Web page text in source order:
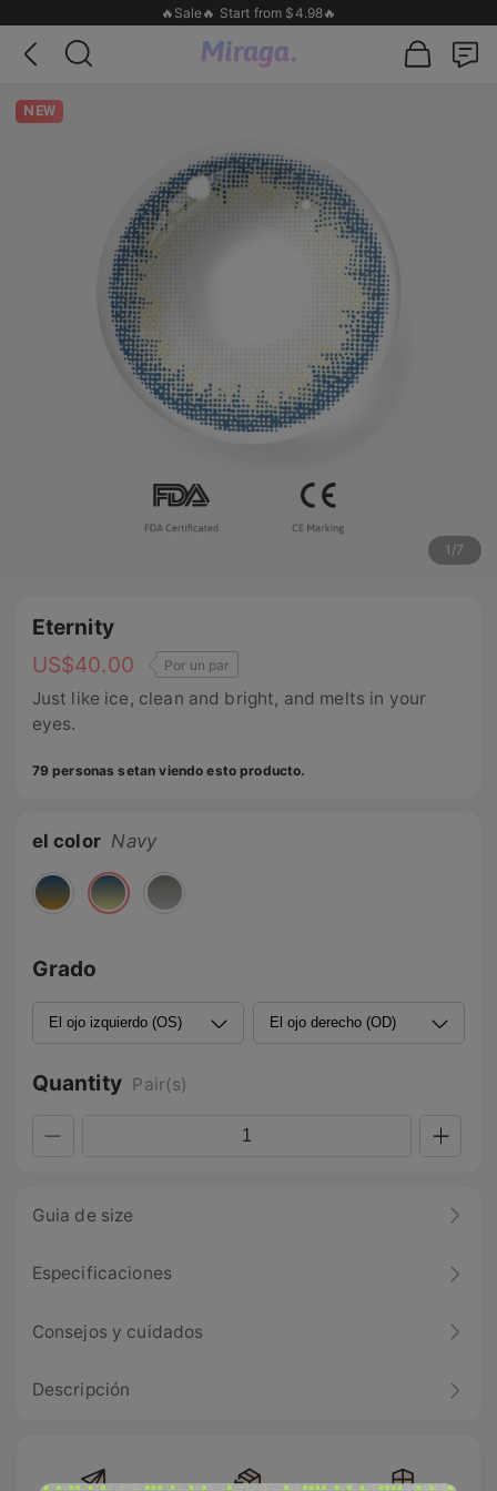
🔥Sale🔥 Start from $4.98🔥
NEW
1 /7
Eternity
US$40.00 Por un par
Just like ice, clean and bright, and melts in your
eyes.
79 personas setan viendo esto producto.
el color Navy
Grado
Quantity Pair(s)
Guia de size
Especificaciones
Consejos y cuidados
Descripción